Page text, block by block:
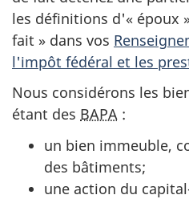
les définitions d'« époux
fait » dans vos
l'impôt fédéral et les
Nous considérons les
étant des BAPA :
un bien immeuble,
des bâtiments;
une action du